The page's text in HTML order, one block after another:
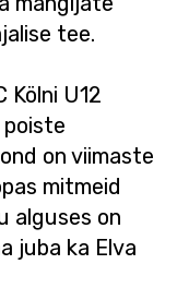
tee.
Kölni U12
on viimaste
mitmeid
alguses on
juba ka Elva